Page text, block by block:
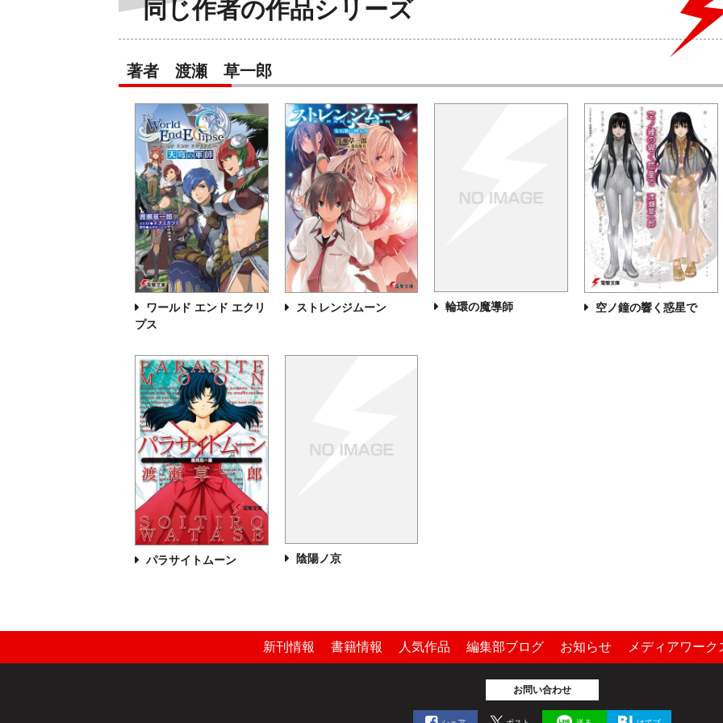
同じ作者の作品シリーズ
著者 渡瀬 草一郎
ワールド エンド エクリ
プス
ストレンジムーン 輪環の魔導師 空ノ鐘の響く惑星で
パラサイトムーン 陰陽ノ京
新刊情報 書籍情報 人気作品 編集部ブログ お知らせ メディアワーク
お問い合わせ